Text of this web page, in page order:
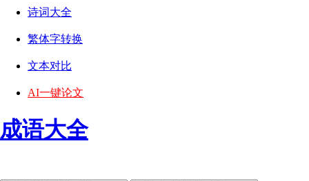
诗词大全
繁体字转换
文本对比
AI一键论文
成语大全